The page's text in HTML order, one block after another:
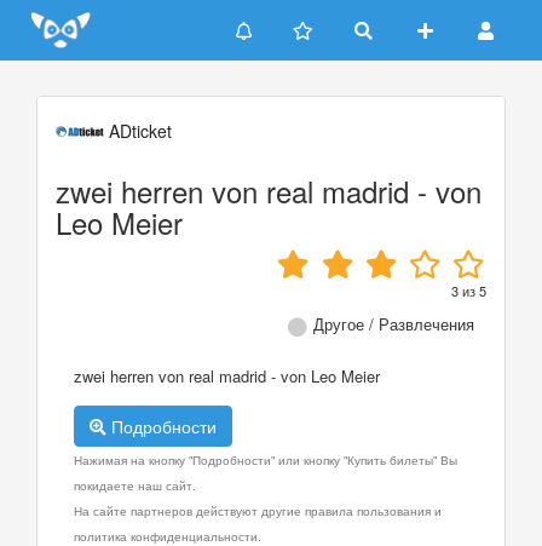
Update cookies preferences
ADticket
zwei herren von real madrid - von
Leo Meier
3из5
Другое / Развлечения
zwei herren von real madrid - von Leo Meier
Подробности
Нажимая на кнопку "Подробности" или кнопку "Купить билеты" Вы
покидаете наш сайт.
На сайте партнеров действуют другие правила пользования и
политика конфиденциальности.